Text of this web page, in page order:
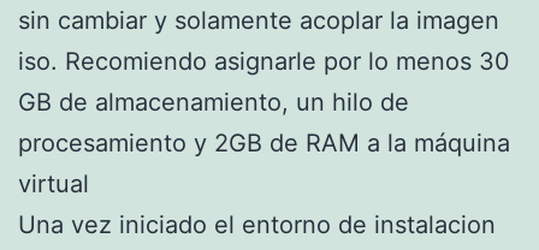
sin cambiar y solamente acoplar la imagen
iso. Recomiendo asignarle por lo menos 30
GB de almacenamiento, un hilo de
procesamiento y 2GB de RAM a la máquina
virtual
Una vez iniciado el entorno de instalacion